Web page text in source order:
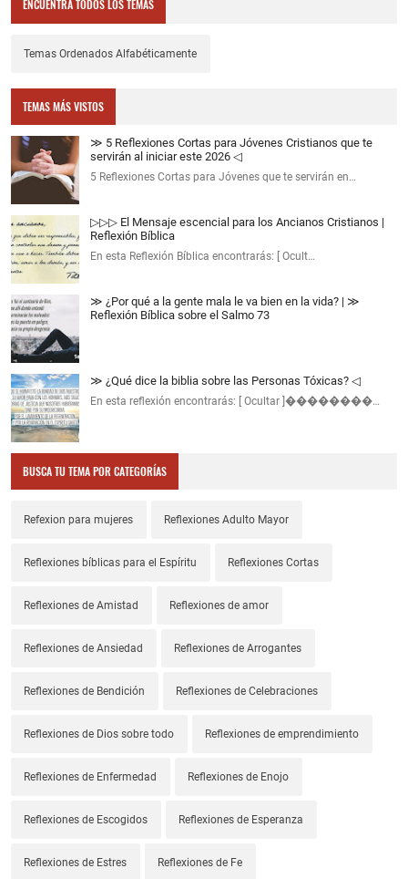
ENCUENTRA TODOS LOS TEMAS
Temas Ordenados Alfabéticamente
TEMAS MÁS VISTOS
≫ 5 Reflexiones Cortas para Jóvenes Cristianos que te
servirán al iniciar este 2026 ◁
5 Reflexiones Cortas para Jóvenes que te servirán en…
▷▷▷ El Mensaje escencial para los Ancianos Cristianos |
Reflexión Bíblica
En esta Reflexión Bíblica encontrarás: [ Ocult…
≫ ¿Por qué a la gente mala le va bien en la vida? | ≫
Reflexión Bíblica sobre el Salmo 73
≫ ¿Qué dice la biblia sobre las Personas Tóxicas? ◁
En esta reflexión encontrarás: [ Ocultar ]��������…
BUSCA TU TEMA POR CATEGORÍAS
Refexion para mujeres Reflexiones Adulto Mayor
Reflexiones bíblicas para el Espíritu Reflexiones Cortas
Reflexiones de Amistad Reflexiones de amor
Reflexiones de Ansiedad Reflexiones de Arrogantes
Reflexiones de Bendición Reflexiones de Celebraciones
Reflexiones de Dios sobre todo Reflexiones de emprendimiento
Reflexiones de Enfermedad Reflexiones de Enojo
Reflexiones de Escogidos Reflexiones de Esperanza
Reflexiones de Estres Reflexiones de Fe